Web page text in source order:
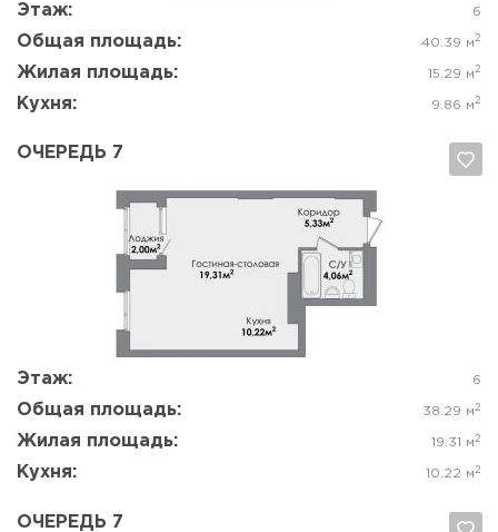
Этаж: 6
Общая площадь: 40.39 м 2
Жилая площадь: 15.29 м 2
Кухня: 9.86 м 2
ОЧЕРЕДЬ 7
Этаж: 6
Общая площадь: 38.29 м 2
Жилая площадь: 19.31 м 2
Кухня: 10.22 м 2
Да, удалить Отмена
ОЧЕРЕДЬ 7